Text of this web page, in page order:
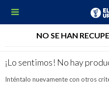

NO SE HAN
¡Lo sentimos! No hay
Inténtalo nuevamente con otros